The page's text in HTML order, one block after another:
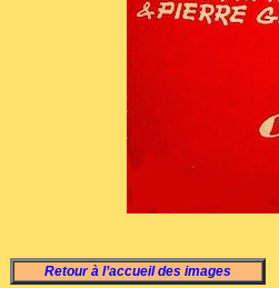
Retour à l’accueil des images